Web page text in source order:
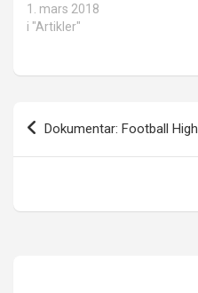
1. mars 2018
i "Artikler"
Innleggsnavigasjon
Dokumentar: Football High